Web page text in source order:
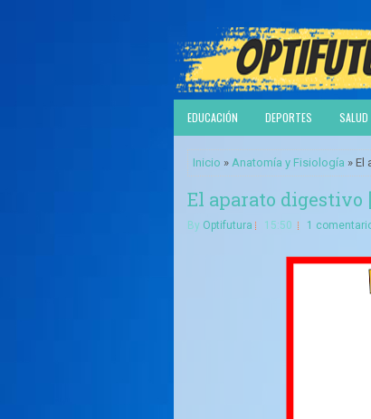
EDUCACIÓN DEPORTES SALUD
Inicio » Anatomía y Fisiología » El
El aparato
By Optifutura 15:50 1